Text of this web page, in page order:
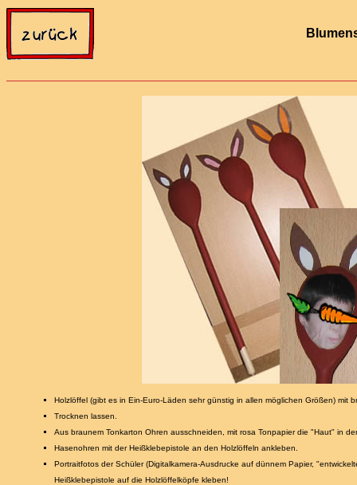
Holzlöffel (gibt es in Ein-Euro-Läden sehr günstig in allen möglichen Größen) mit
Trocknen lassen.
Aus braunem Tonkarton Ohren ausschneiden, mit rosa Tonpapier die "Haut" in
Hasenohren mit der Heißklebepistole an den Holzlöffeln ankleben.
Portraitfotos der Schüler (Digitalkamera-Ausdrucke auf dünnem Papier,
Heißklebepistole auf die Holzlöffelköpfe kleben!